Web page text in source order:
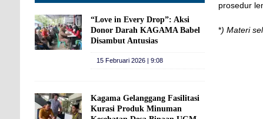
prosedur
*) Materi
“Love in Every Drop”: Aksi
Donor Darah KAGAMA Babel
Disambut Antusias
15 Februari 2026 | 9:08
Kagama Gelanggang Fasilitasi
Kurasi Produk Minuman